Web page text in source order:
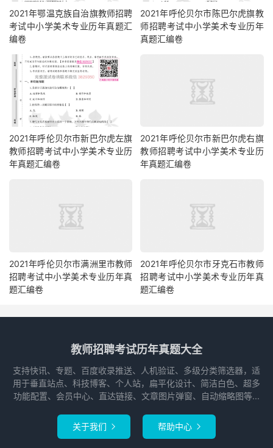
2021年鄂温克族自治旗教师招聘
考试中小学美术专业历年真题汇
编卷
2021年呼伦贝尔市陈巴尔虎旗教
师招聘考试中小学美术专业历年
真题汇编卷
2021年呼伦贝尔市新巴尔虎左旗
教师招聘考试中小学美术专业历
年真题汇编卷
2021年呼伦贝尔市新巴尔虎右旗
教师招聘考试中小学美术专业历
年真题汇编卷
2021年呼伦贝尔市满洲里市教师
招聘考试中小学美术专业历年真
题汇编卷
2021年呼伦贝尔市牙克石市教师
招聘考试中小学美术专业历年真
题汇编卷
教师招聘考试历年真题大全
支持快讯、专题、百度收录推送、人机验证、多级分类筛选器，适
用于垂直站点、科技博客、个人站，扁平化设计、简洁白色、超多
功能配置、会员中心、直达链接、文章图片弹窗、自动缩略图等...
关于我们  帮助中心 